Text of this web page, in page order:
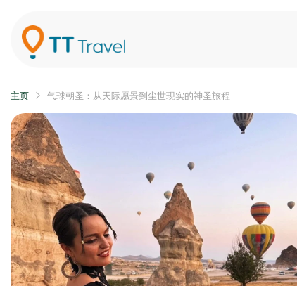
主页 气球朝圣：从天际愿景到尘世现实的神圣旅程